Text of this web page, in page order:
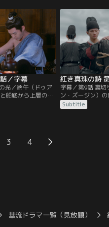
京（イエン・ズー
崔定（ツイ・ディ
かりとなる血珠を
先に広州に行っ
それは張晋然（
なく崔氏の当主
ジウ）…。
／字幕
光／端午（ドゥア
船底から上層の部
イエン・ズージ
い占めの任務を果
に掛け合い船内に
は崔十九（ツイ・
から逃れるためだ
紅き真珠の詩
字幕／第9話 裏
ン・ズージン）
ンウー）は崔十
して蕃商・施那
Subtitle
3 4
華流ドラマ一覧（見放題）